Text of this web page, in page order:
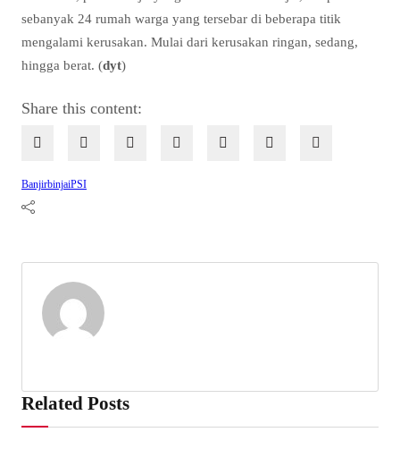
sebanyak 24 rumah warga yang tersebar di beberapa titik
mengalami kerusakan. Mulai dari kerusakan ringan, sedang,
hingga berat. (dyt)
Share this content:
BanjirbinjaiPSI
Related Posts